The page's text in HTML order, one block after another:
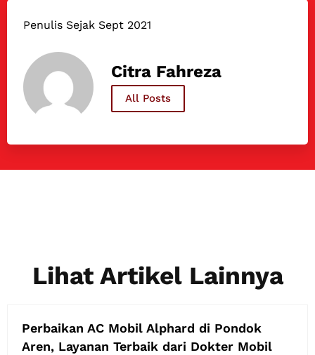
Penulis Sejak Sept 2021
Citra Fahreza
All Posts
Lihat Artikel Lainnya
Perbaikan AC Mobil Alphard di Pondok
Aren, Layanan Terbaik dari Dokter Mobil